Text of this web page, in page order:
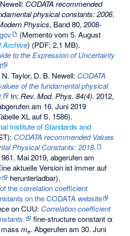
CODATA recommended
physical constants: 2006.
Physics, Band 80, 2008-
(Mementovom 5. August
Archive) (PDF; 2,1 MB).
to the Expression of Uncertainty
Taylor, D. B. Newell: CODATA
of the fundamental physical
In:Rev. Mod. Phys. 84(4). 2012,
am 16. Juni 2019
XL auf S. 1586).
Institute of Standards and
CODATA recommended Values
Physical Constants: 2018.
Mai 2019, abgerufen am
aktuelle Version ist immer auf
herunterladbar).
the correlation coefficient
on the CODATA website
on CUU: Correlation coefficient
fine-structure constant α
massme. Abgerufen am 30. Juni